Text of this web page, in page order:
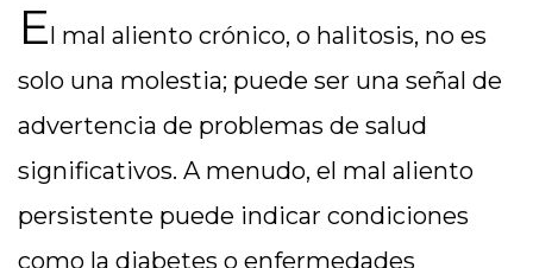
El mal aliento crónico, o halitosis, no es
solo una molestia; puede ser una señal de
advertencia de problemas de salud
significativos. A menudo, el mal aliento
persistente puede indicar condiciones
como la diabetes o enfermedades